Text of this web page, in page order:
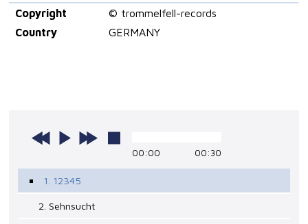
Copyright
© trommelfell-records
Country
GERMANY
00:00 00:30
1. 12345
2. Sehnsucht